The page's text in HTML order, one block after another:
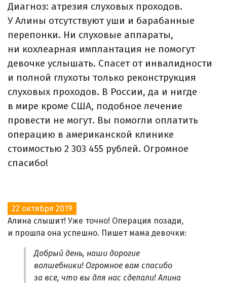
Диагноз: атрезия слуховых проходов.
У Алины отсутствуют уши и барабанные
перепонки. Ни слуховые аппараты,
ни кохлеарная имплантация не помогут
девочке услышать. Спасет от инвалидности
и полной глухоты только реконструкция
слуховых проходов. В России, да и нигде
в мире кроме США, подобное лечение
провести не могут. Вы помогли оплатить
операцию в американской клинике
стоимостью 2 303 455 рублей. Огромное
спасибо!
22 октября 2019
Алина слышит! Уже точно! Операция позади,
и прошла она успешно. Пишет мама девочки:
Добрый день, наши дорогие
волшебники! Огромное вам спасибо
за все, что вы для нас сделали! Алина